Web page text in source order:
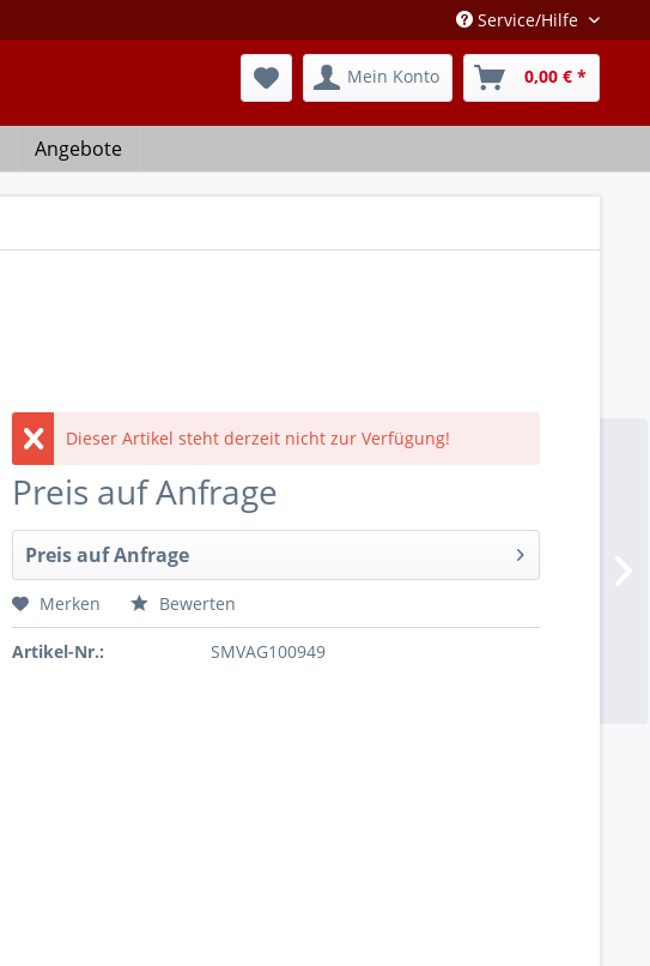
Service/Hilfe
Mein Konto 0,00 € *
Angebote
Dieser Artikel steht derzeit nicht zur Verfügung!
Preis auf Anfrage
Preis auf Anfrage
Merken Bewerten
Artikel-Nr.: SMVAG100949